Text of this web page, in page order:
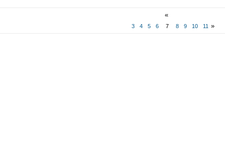
«
3 4 5 6 7 8 9 10 11 »